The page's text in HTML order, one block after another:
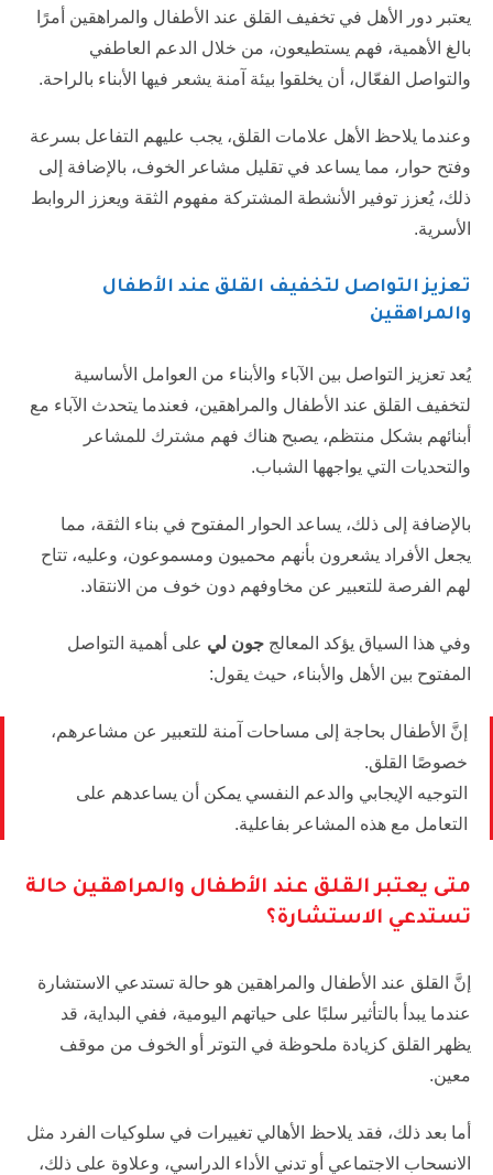
يعتبر دور الأهل في تخفيف القلق عند الأطفال والمراهقين أمرًا
بالغ الأهمية، فهم يستطيعون، من خلال الدعم العاطفي
والتواصل الفعّال، أن يخلقوا بيئة آمنة يشعر فيها الأبناء بالراحة.
وعندما يلاحظ الأهل علامات القلق، يجب عليهم التفاعل بسرعة
وفتح حوار، مما يساعد في تقليل مشاعر الخوف، بالإضافة إلى
ذلك، يُعزز توفير الأنشطة المشتركة مفهوم الثقة ويعزز الروابط
الأسرية.
تعزيز التواصل لتخفيف القلق عند الأطفال
والمراهقين
يُعد تعزيز التواصل بين الآباء والأبناء من العوامل الأساسية
لتخفيف القلق عند الأطفال والمراهقين، فعندما يتحدث الآباء مع
أبنائهم بشكل منتظم، يصبح هناك فهم مشترك للمشاعر
والتحديات التي يواجهها الشباب.
بالإضافة إلى ذلك، يساعد الحوار المفتوح في بناء الثقة، مما
يجعل الأفراد يشعرون بأنهم محميون ومسموعون، وعليه، تتاح
لهم الفرصة للتعبير عن مخاوفهم دون خوف من الانتقاد.
وفي هذا السياق يؤكد المعالج جون لي على أهمية التواصل
المفتوح بين الأهل والأبناء، حيث يقول:
إنَّ الأطفال بحاجة إلى مساحات آمنة للتعبير عن مشاعرهم،
خصوصًا القلق.
التوجيه الإيجابي والدعم النفسي يمكن أن يساعدهم على
التعامل مع هذه المشاعر بفاعلية.
متى يعتبر القلق عند الأطفال والمراهقين حالة
تستدعي الاستشارة؟
إنَّ القلق عند الأطفال والمراهقين هو حالة تستدعي الاستشارة
عندما يبدأ بالتأثير سلبًا على حياتهم اليومية، ففي البداية، قد
يظهر القلق كزيادة ملحوظة في التوتر أو الخوف من موقف
معين.
أما بعد ذلك، فقد يلاحظ الأهالي تغييرات في سلوكيات الفرد مثل
الانسحاب الاجتماعي أو تدني الأداء الدراسي، وعلاوة على ذلك،